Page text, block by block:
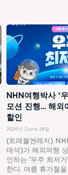
NHN여행박사 ‘
모션 진행… 해
할인
2024년 June 24일
(트래블앤레저)
태석)가 해외여행
인하는 ‘우주 최저
한다. 여름 휴가철